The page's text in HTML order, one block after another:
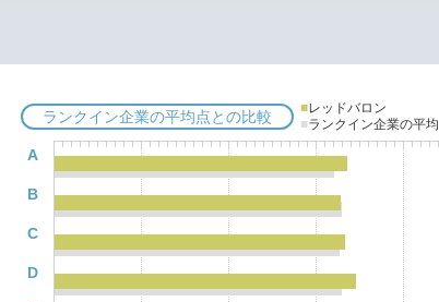
ランクイン企業の平均点との比較 ■レッドバロン
■ランクイン企業の平均
A
B
C
D